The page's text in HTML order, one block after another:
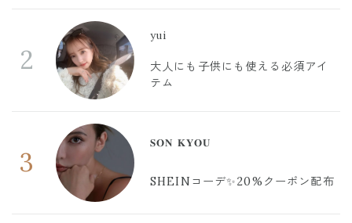
2
yui
大人にも子供にも使える必須アイ
テム
3
𝐒𝐎𝐍 𝐊𝐘𝐎𝐔
SHEINコーデ✨20%クーポン配布